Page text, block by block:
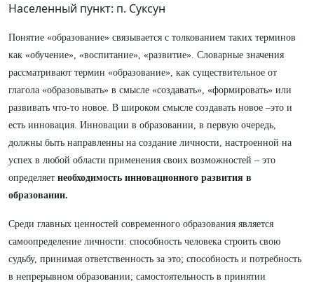
Населенный пункт: п. Суксун
Понятие «образование» связывается с толкованием таких терминов
как «обучение», «воспитание», «развитие». Словарные значения
рассматривают термин «образование», как существительное от
глагола «образовывать» в смысле «создавать», «формировать» или
развивать что-то новое. В широком смысле создавать новое –это и
есть инновация. Инновации в образовании, в первую очередь,
должны быть направленны на создание личности, настроенной на
успех в любой области применения своих возможностей – это
определяет необходимость инновационного развития в
образовании.
Среди главных ценностей современного образования является
самоопределение личности: способность человека строить свою
судьбу, принимая ответственность за это; способность и потребность
в непрерывном образовании; самостоятельность в принятии